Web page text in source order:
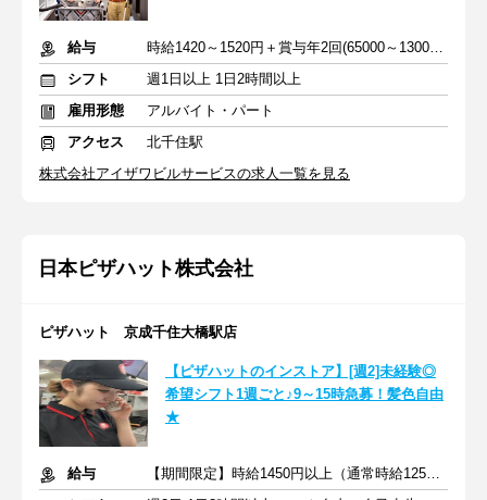
給与
時給1420～1520円＋賞与年2回(65000～130000円)＋交通費全額支給
シフト
週1日以上 1日2時間以上
雇用形態
アルバイト・パート
アクセス
北千住駅
株式会社アイザワビルサービスの求人一覧を見る
日本ピザハット株式会社
ピザハット 京成千住大橋駅店
【ピザハットのインストア】[週2]未経験◎
希望シフト1週ごと♪9～15時急募！髪色自由
★
給与
【期間限定】時給1450円以上（通常時給1250円以上）